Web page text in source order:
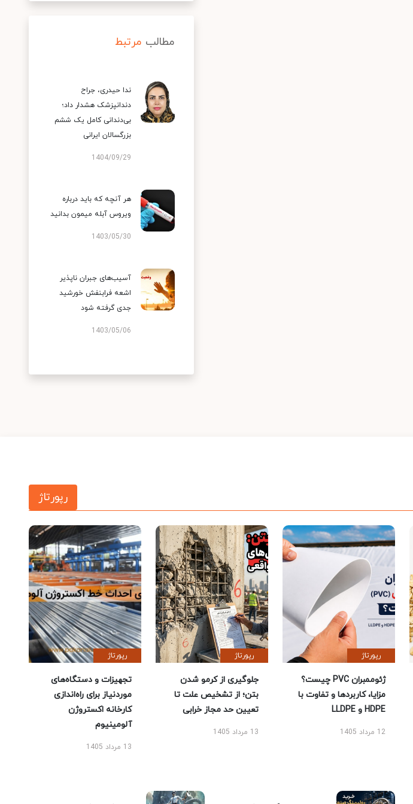
مطالب مرتبط
ندا حیدری، جراح
دندانپزشک هشدار داد؛
بی‌دندانی کامل یک ششم
بزرگسالان ایرانی
1404/09/29
هر آنچه که باید درباره
ویروس آبله میمون بدانید
1403/05/30
آسیب‌های جبران ناپذیر
اشعه فرابنفش خورشید
جدی گرفته شود
1403/05/06
رپورتاژ
رپورتاژ
ژئوممبران PVC چیست؟
مزایا، کاربردها و تفاوت با
HDPE و LLDPE
12 مرداد 1405
رپورتاژ
جلوگیری از کرمو شدن
بتن؛ از تشخیص علت تا
تعیین حد مجاز خرابی
13 مرداد 1405
رپورتاژ
تجهیزات و دستگاه‌های
موردنیاز برای راه‌اندازی
کارخانه اکستروژن
آلومینیوم
13 مرداد 1405